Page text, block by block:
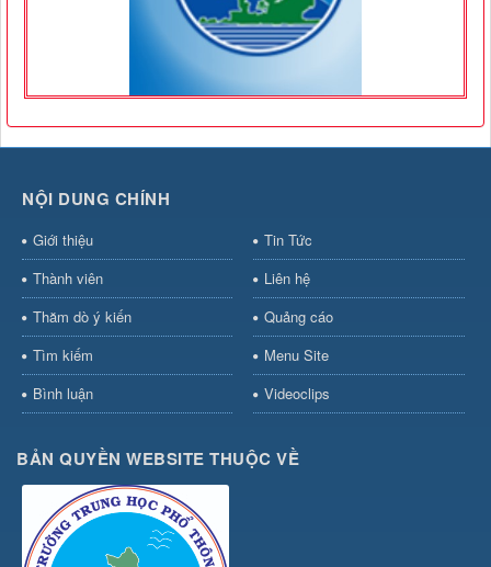
NỘI DUNG CHÍNH
Giới thiệu
Tin Tức
Thành viên
Liên hệ
Thăm dò ý kiến
Quảng cáo
Tìm kiếm
Menu Site
Bình luận
Videoclips
BẢN QUYỀN WEBSITE THUỘC VỀ